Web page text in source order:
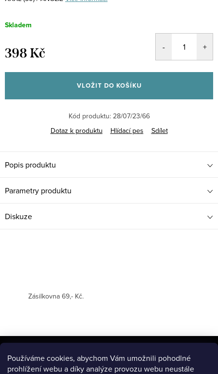
Používáme cookies, abychom Vám umožnili pohodlné
prohlížení webu a díky analýze provozu webu neustále
Skladem
398 Kč
cena:
VLOŽIT DO KOŠÍKU
Kód produktu: 28/07/23/66
Dotaz k produktu
Hlídací pes Sdílet
Popis produktu
Parametry produktu
Diskuze
Zásilkovna 69,- Kč.
Z
BLOG